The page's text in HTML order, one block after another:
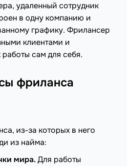
удаленный сотрудник
в одну компанию и
графику. Фрилансер
клиентами и
сам для себя.
фриланса
из-за которых в него
из найма:
мира.Для работы